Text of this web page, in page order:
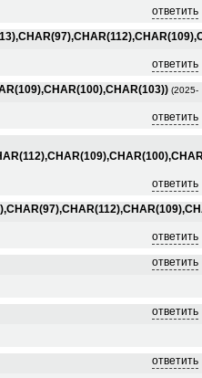
ответить
ответить
(2025-
ответить
ответить
ответить
ответить
ответить
ответить